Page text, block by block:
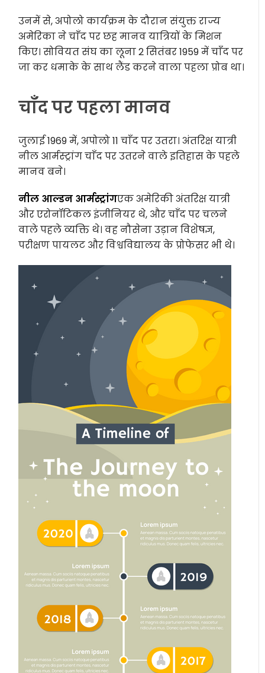
उनमें से, अपोलो कार्यक्रम के दौरान संयुक्त राज्य
अमेरिका ने चाँद पर छह मानव यात्रियों के मिशन
किए। सोवियत संघ का लूना 2 सितंबर 1959 में चाँद पर
जा कर धमाके के साथ लैंड करने वाला पहला प्रोब था।
चाँद पर पहला मानव
जुलाई 1969 में, अपोलो 11 चाँद पर उतरा। अंतरिक्ष यात्री
नील आर्मस्ट्रांग चाँद पर उतरने वाले इतिहास के पहले
मानव बने।
नील आल्डन आर्मस्ट्रांगएक अमेरिकी अंतरिक्ष यात्री
और एरोनॉटिकल इंजीनियर थे, और चाँद पर चलने
वाले पहले व्यक्ति थे। वह नौसेना उड़ान विशेषज्ञ,
परीक्षण पायलट और विश्वविद्यालय के प्रोफेसर भी थे।